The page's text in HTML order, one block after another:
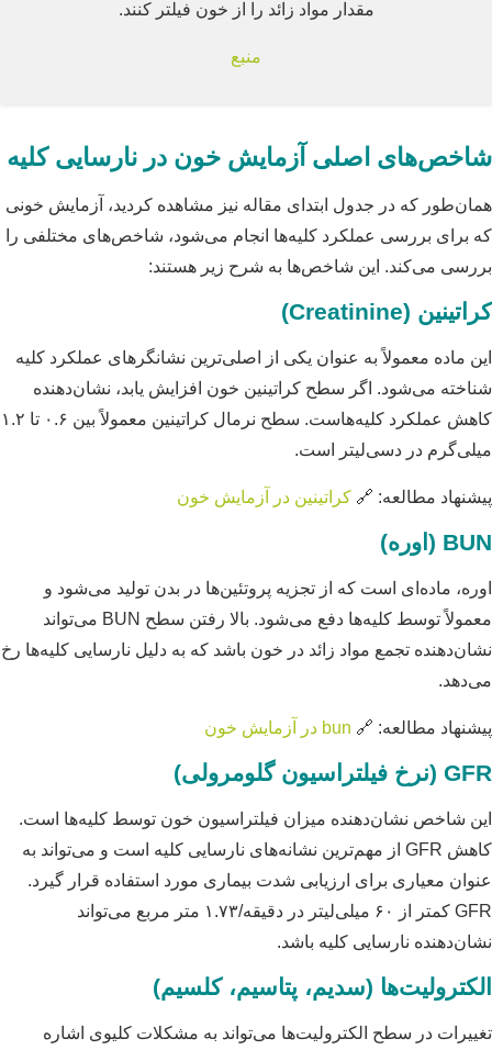
مقدار مواد زائد را از خون فیلتر کنند.
منبع
شاخص‌های اصلی آزمایش خون در نارسایی کلیه
همان‌طور که در جدول ابتدای مقاله نیز مشاهده کردید، آزمایش خونی
که برای بررسی عملکرد کلیه‌ها انجام می‌شود، شاخص‌های مختلفی را
بررسی می‌کند. این شاخص‌ها به شرح زیر هستند:
کراتینین (Creatinine)
این ماده معمولاً به عنوان یکی از اصلی‌ترین نشانگرهای عملکرد کلیه
شناخته می‌شود. اگر سطح کراتینین خون افزایش یابد، نشان‌دهنده
کاهش عملکرد کلیه‌هاست. سطح نرمال کراتینین معمولاً بین ۰.۶ تا ۱.۲
میلی‌گرم در دسی‌لیتر است.
پیشنهاد مطالعه: 🔗 کراتینین در آزمایش خون
BUN (اوره)
اوره، ماده‌ای است که از تجزیه پروتئین‌ها در بدن تولید می‌شود و
معمولاً توسط کلیه‌ها دفع می‌شود. بالا رفتن سطح BUN می‌تواند
نشان‌دهنده تجمع مواد زائد در خون باشد که به دلیل نارسایی کلیه‌ها رخ
می‌دهد.
پیشنهاد مطالعه: 🔗 bun در آزمایش خون
GFR (نرخ فیلتراسیون گلومرولی)
این شاخص نشان‌دهنده میزان فیلتراسیون خون توسط کلیه‌ها است.
کاهش GFR از مهم‌ترین نشانه‌های نارسایی کلیه است و می‌تواند به
عنوان معیاری برای ارزیابی شدت بیماری مورد استفاده قرار گیرد.
GFR کمتر از ۶۰ میلی‌لیتر در دقیقه/۱.۷۳ متر مربع می‌تواند
نشان‌دهنده نارسایی کلیه باشد.
الکترولیت‌ها (سدیم، پتاسیم، کلسیم)
تغییرات در سطح الکترولیت‌ها می‌تواند به مشکلات کلیوی اشاره